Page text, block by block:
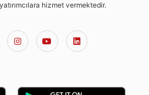
hizmet vermektedir.